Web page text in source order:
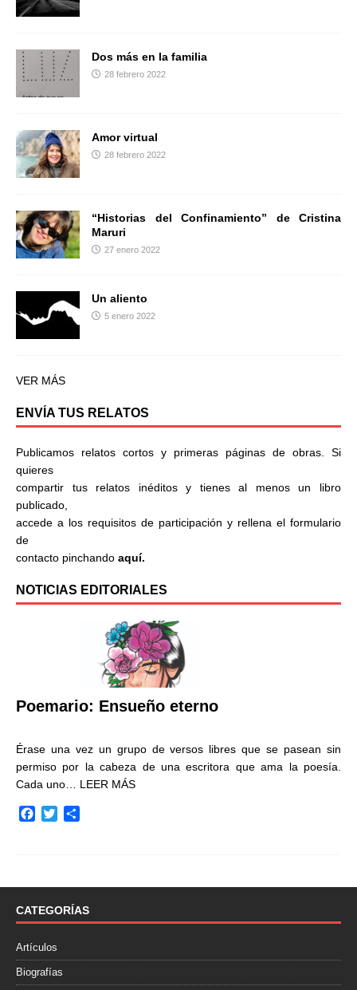
Dos más en la familia
28 febrero 2022
Amor virtual
28 febrero 2022
“Historias del Confinamiento” de Cristina
Maruri
27 enero 2022
Un aliento
5 enero 2022
VER MÁS
ENVÍA TUS RELATOS
Publicamos relatos cortos y primeras páginas de obras. Si
quieres
compartir tus relatos inéditos y tienes al menos un libro
publicado,
accede a los requisitos de participación y rellena el formulario
de
contacto pinchando aquí.
NOTICIAS EDITORIALES
Poemario: Ensueño eterno
Érase una vez un grupo de versos libres que se pasean sin
permiso por la cabeza de una escritora que ama la poesía.
Cada uno… LEER MÁS
o
k
r
t
i
CATEGORÍAS
Artículos
Biografías